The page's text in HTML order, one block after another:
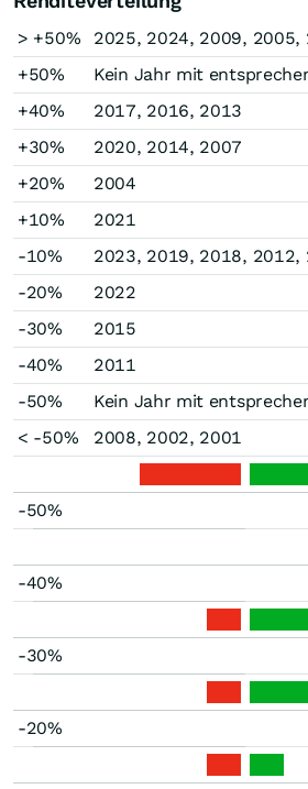
> +50%
2025, 2024, 2009, 2005,
+50%
Kein Jahr mit
+40%
2017, 2016, 2013
+30%
2020, 2014, 2007
+20%
2004
+10%
2021
-10%
2023, 2019, 2018, 2012,
-20%
2022
-30%
2015
-40%
2011
-50%
Kein Jahr mit
< -50%
2008, 2002, 2001
-50%
-40%
-30%
-20%